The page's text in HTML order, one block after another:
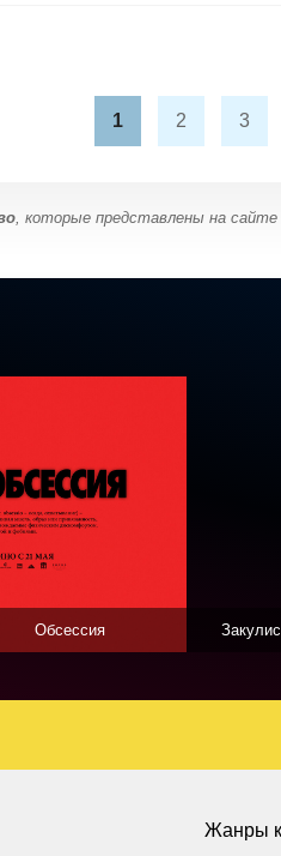
1 2 3
, которые представлены на
Обсессия
Жанры